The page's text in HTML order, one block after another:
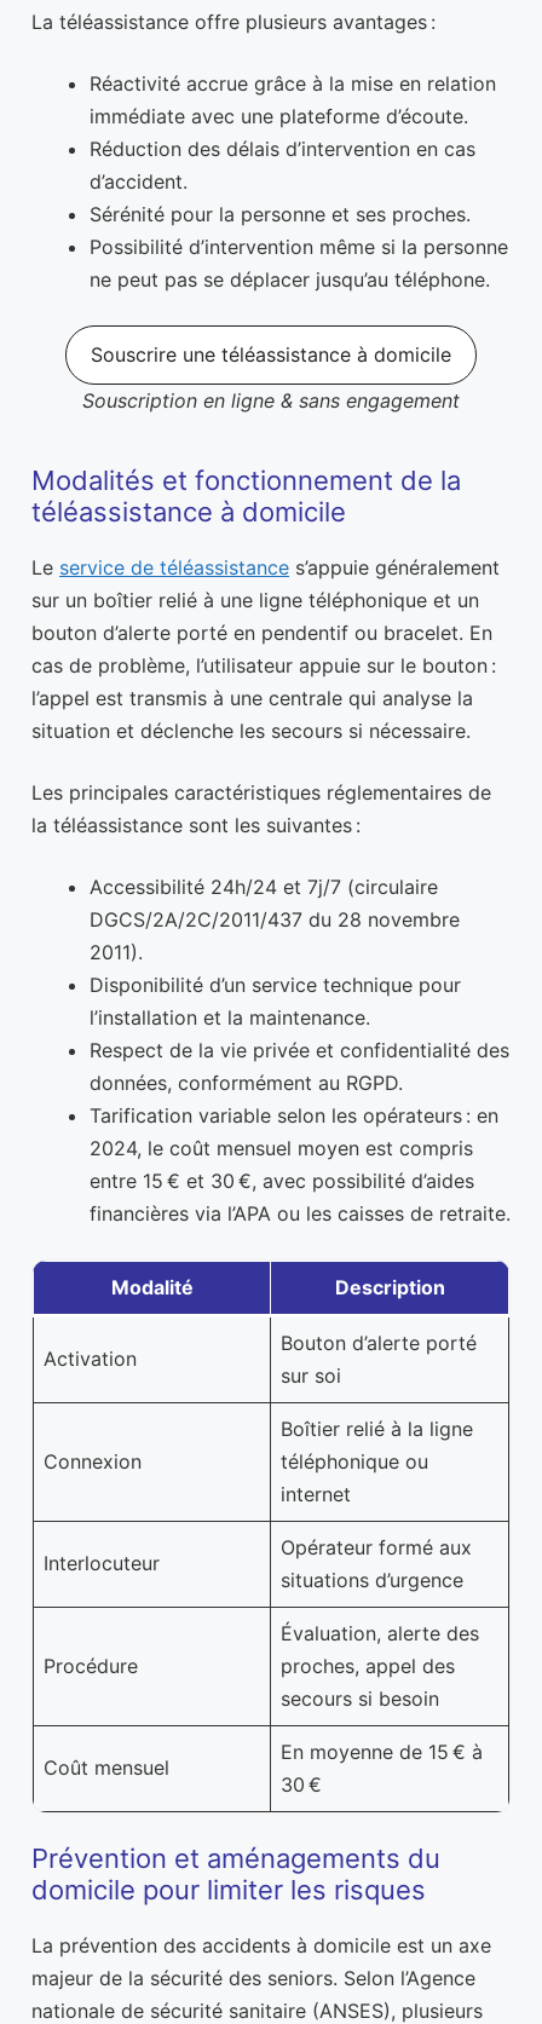
La téléassistance offre plusieurs avantages :
Réactivité accrue grâce à la mise en relation
immédiate avec une plateforme d’écoute.
Réduction des délais d’intervention en cas
d’accident.
Sérénité pour la personne et ses proches.
Possibilité d’intervention même si la personne
ne peut pas se déplacer jusqu’au téléphone.
Souscrire une téléassistance à domicile
Souscription en ligne & sans engagement
Modalités et fonctionnement de la
téléassistance à domicile
Le service de téléassistance s’appuie généralement
sur un boîtier relié à une ligne téléphonique et un
bouton d’alerte porté en pendentif ou bracelet. En
cas de problème, l’utilisateur appuie sur le bouton :
l’appel est transmis à une centrale qui analyse la
situation et déclenche les secours si nécessaire.
Les principales caractéristiques réglementaires de
la téléassistance sont les suivantes :
Accessibilité 24h/24 et 7j/7 (circulaire
DGCS/2A/2C/2011/437 du 28 novembre
2011).
Disponibilité d’un service technique pour
l’installation et la maintenance.
Respect de la vie privée et confidentialité des
données, conformément au RGPD.
Tarification variable selon les opérateurs : en
2024, le coût mensuel moyen est compris
entre 15 € et 30 €, avec possibilité d’aides
financières via l’APA ou les caisses de retraite.
Modalité Description
Activation
Bouton d’alerte porté
sur soi
Connexion
Boîtier relié à la ligne
téléphonique ou
internet
Interlocuteur
Opérateur formé aux
situations d’urgence
Procédure
Évaluation, alerte des
proches, appel des
secours si besoin
Coût mensuel
En moyenne de 15 € à
30 €
Prévention et aménagements du
domicile pour limiter les risques
La prévention des accidents à domicile est un axe
majeur de la sécurité des seniors. Selon l’Agence
nationale de sécurité sanitaire (ANSES), plusieurs